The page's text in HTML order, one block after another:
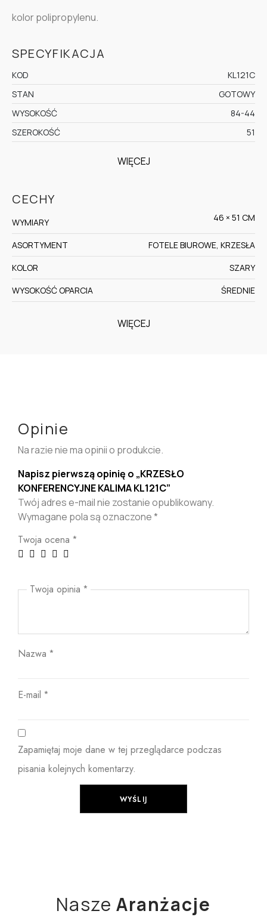
kolor polipropylenu.
SPECYFIKACJA
KOD
KL121C
STAN
GOTOWY
WYSOKOŚĆ
84-44
SZEROKOŚĆ
51
WIĘCEJ
CECHY
WYMIARY 46 × 51 CM
ASORTYMENT
FOTELE BIUROWE, KRZESŁA
KOLOR
SZARY
WYSOKOŚĆ OPARCIA
ŚREDNIE
WIĘCEJ
Opinie
Na razie nie ma opinii o produkcie.
Napisz pierwszą opinię o „KRZESŁO
KONFERENCYJNE KALIMA KL121C”
Twój adres e-mail nie zostanie opublikowany.
Wymagane pola są oznaczone*
Twoja ocena *
Twoja opinia *
Nazwa *
E-mail *
Zapamiętaj moje dane w tej przeglądarce podczas
pisania kolejnych komentarzy.
NaszeAranżacje